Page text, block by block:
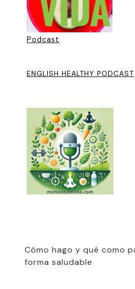
Podcast
ENGLISH HEALTHY PODCAST
Cómo hago y qué como
forma saludable